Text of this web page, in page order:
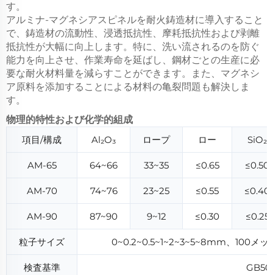
す。
アルミナ-マグネシアスピネルを耐火鋳造材に導入すること
で、鋳造材の流動性、浸透抵抗性、摩耗抵抗性および剥離
抵抗性が大幅に向上します。特に、洗い流されるのを防ぐ
能力を向上させ、作業寿命を延ばし、鋼材ごとの生産に必
要な耐火材料量を減らすことができます。また、マグネシ
ア原料を添加することによる材料の亀裂問題も解決しま
す。
物理的特性および化学的組成
項目/構成
Al₂O₃ ロープ ロー SiO₂
AM-65 64~66 33~35 ≤0.65 ≤0.50
AM-70 74~76 23~25 ≤0.55 ≤0.40
AM-90 87~90 9~12 ≤0.30 ≤0.25
粒子サイズ 0~0.2~0.5~1~2~3~5~8mm、100メ
検査基準